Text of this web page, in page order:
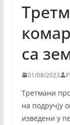
са
01/08/2023
Третмани
на подручју
изведени у